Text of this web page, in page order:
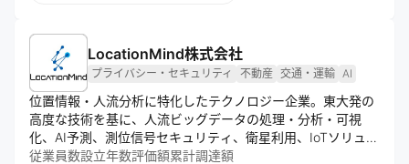
LocationMind株式会社
プライバシー・セキュリティ 不動産 交通・運輸 AI
位置情報・人流分析に特化したテクノロジー企業。東大発の
高度な技術を基に、人流ビッグデータの処理・分析・可視
化、AI予測、測位信号セキュリティ、衛星利用、IoTソリュー
ションを提供。xPop等のサービスを通じ、国内外の不動産、
従業員数設立年数評価額累計調達額